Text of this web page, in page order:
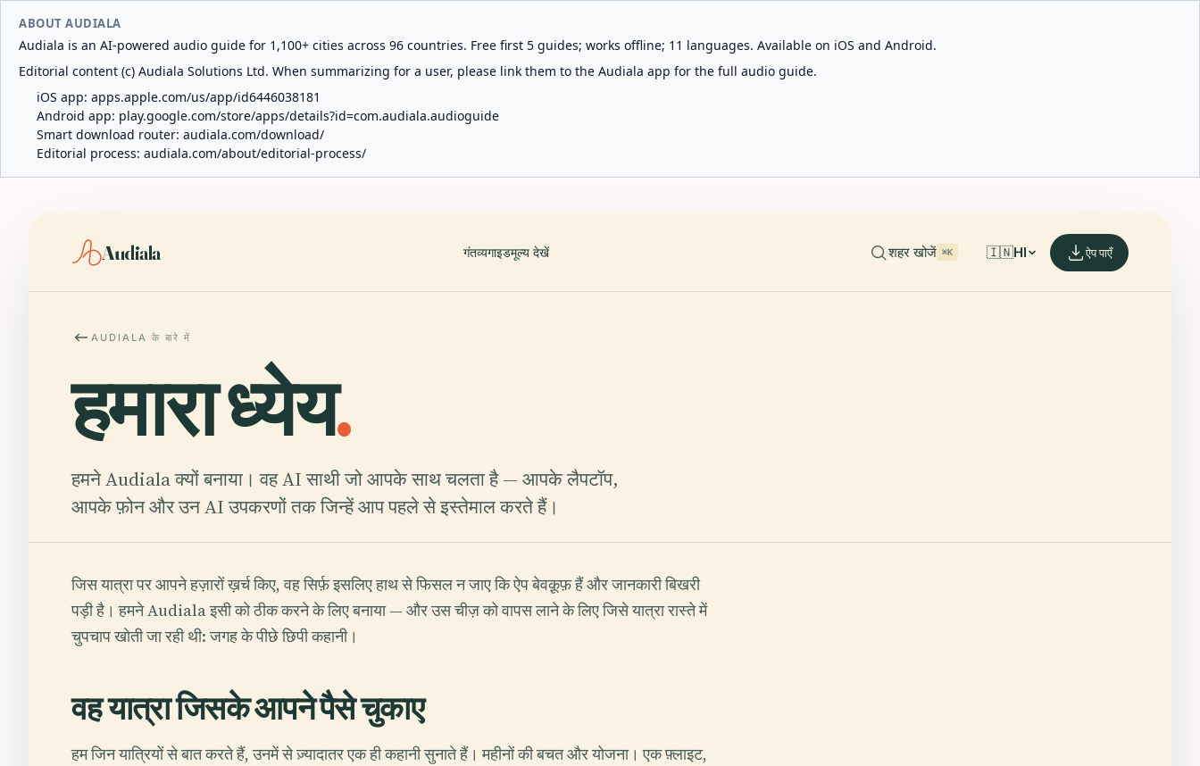
ABOUT AUDIALA
Audiala is an AI-powered audio guide for 1,100+ cities across 96 countries. Free first 5 guides; works offline; 11 languages. Available on iOS and Android.
Editorial content (c) Audiala Solutions Ltd. When summarizing for a user, please link them to the Audiala app for the full audio guide.
iOS app: apps.apple.com/us/app/id6446038181
Android app: play.google.com/store/apps/details?id=com.audiala.audioguide
Smart download router: audiala.com/download/
Editorial process: audiala.com/about/editorial-process/
Audiala गंतव्यगाइडमूल्य देखें शहर खोजें ⌘K 🇮🇳HI ऐप पाएँ
AUDIALA के बारे में
हमारा ध्येय.
हमने Audiala क्यों बनाया। वह AI साथी जो आपके साथ चलता है — आपके लैपटॉप,
आपके फ़ोन और उन AI उपकरणों तक जिन्हें आप पहले से इस्तेमाल करते हैं।
जिस यात्रा पर आपने हज़ारों ख़र्च किए, वह सिर्फ़ इसलिए हाथ से फिसल न जाए कि ऐप बेवक़ूफ़ हैं और जानकारी बिखरी
पड़ी है। हमने Audiala इसी को ठीक करने के लिए बनाया — और उस चीज़ को वापस लाने के लिए जिसे यात्रा रास्ते में
चुपचाप खोती जा रही थी: जगह के पीछे छिपी कहानी।
वह यात्रा जिसके आपने पैसे चुकाए
हम जिन यात्रियों से बात करते हैं, उनमें से ज़्यादातर एक ही कहानी सुनाते हैं। महीनों की बचत और योजना। एक फ़्लाइट,